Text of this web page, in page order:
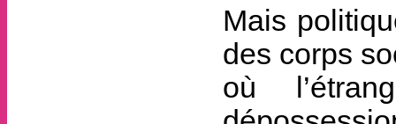
Mais
des corps
où